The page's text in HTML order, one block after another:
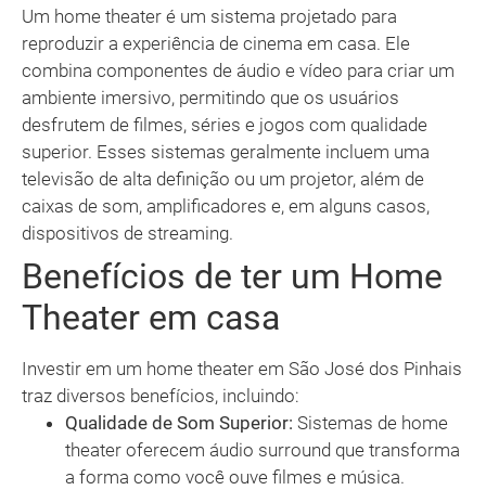
Um home theater é um sistema projetado para
reproduzir a experiência de cinema em casa. Ele
combina componentes de áudio e vídeo para criar um
ambiente imersivo, permitindo que os usuários
desfrutem de filmes, séries e jogos com qualidade
superior. Esses sistemas geralmente incluem uma
televisão de alta definição ou um projetor, além de
caixas de som, amplificadores e, em alguns casos,
dispositivos de streaming.
Benefícios de ter um Home
Theater em casa
Investir em um home theater em São José dos Pinhais
traz diversos benefícios, incluindo:
Qualidade de Som Superior: Sistemas de home
theater oferecem áudio surround que transforma
a forma como você ouve filmes e música.